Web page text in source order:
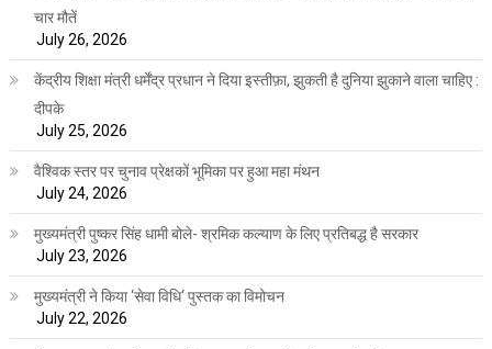
चार मौतें
July 26, 2026
केंद्रीय शिक्षा मंत्री धर्मेंद्र प्रधान ने दिया इस्तीफ़ा, झुकती है दुनिया झुकाने वाला चाहिए :
दीपके
July 25, 2026
वैश्विक स्तर पर चुनाव प्रेक्षकों भूमिका पर हुआ महा मंथन
July 24, 2026
मुख्यमंत्री पुष्कर सिंह धामी बोले- श्रमिक कल्याण के लिए प्रतिबद्ध है सरकार
July 23, 2026
मुख्यमंत्री ने किया ‘सेवा विधि‘ पुस्तक का विमोचन
July 22, 2026